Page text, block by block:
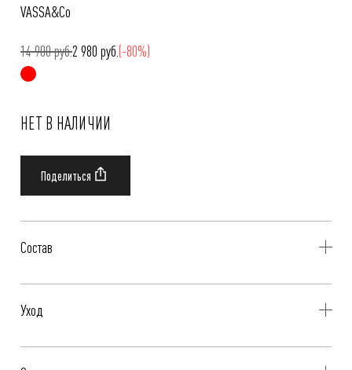
VASSA&Co
14 900 руб.2 980 руб.(-80%)
НЕТ В НАЛИЧИИ
Состав
Уход